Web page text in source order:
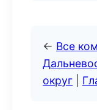
← Все
округ